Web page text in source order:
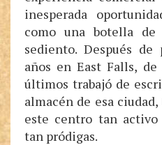
inesperada
como una botella
sediento. Después
años en East Falls,
últimos trabajó de
almacén de esa
este centro tan
tan pródigas.